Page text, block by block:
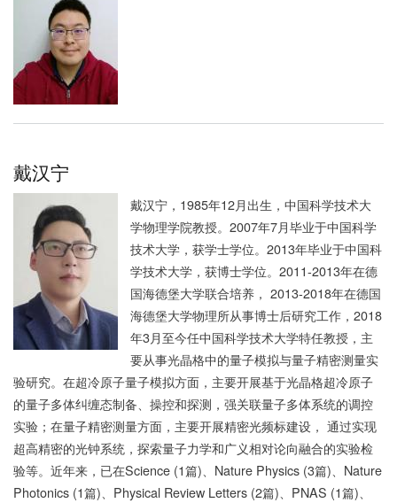
戴汉宁
戴汉宁，1985年12月出生，中国科学技术大
学物理学院教授。2007年7月毕业于中国科学
技术大学，获学士学位。2013年毕业于中国科
学技术大学，获博士学位。2011-2013年在德
国海德堡大学联合培养， 2013-2018年在德国
海德堡大学物理所从事博士后研究工作，2018
年3月至今任中国科学技术大学特任教授，主
要从事光晶格中的量子模拟与量子精密测量实
验研究。在超冷原子量子模拟方面，主要开展基于光晶格超冷原子
的量子多体纠缠态制备、操控和探测，强关联量子多体系统的调控
实验；在量子精密测量方面，主要开展精密光频标建设， 通过实现
超高精密的光钟系统，探索量子力学和广义相对论向融合的实验检
验等。近年来，已在Science (1篇)、Nature Physics (3篇)、Nature
Photonics (1篇)、Physical Review Letters (2篇)、PNAS (1篇)、